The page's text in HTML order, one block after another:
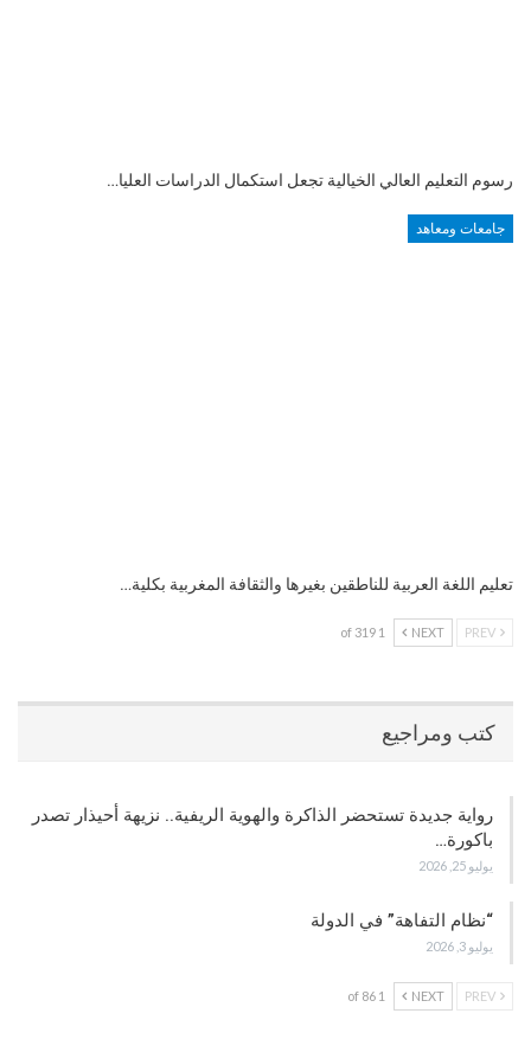
رسوم التعليم العالي الخيالية تجعل استكمال الدراسات العليا…
جامعات ومعاهد
تعليم اللغة العربية للناطقين بغيرها والثقافة المغربية بكلية…
NEXT
1 of 319
كتب ومراجيع
رواية جديدة تستحضر الذاكرة والهوية الريفية.. نزيهة أحيذار تصدر
باكورة…
يوليو 25, 2026
“نظام التفاهة” في الدولة
يوليو 3, 2026
NEXT
1 of 86